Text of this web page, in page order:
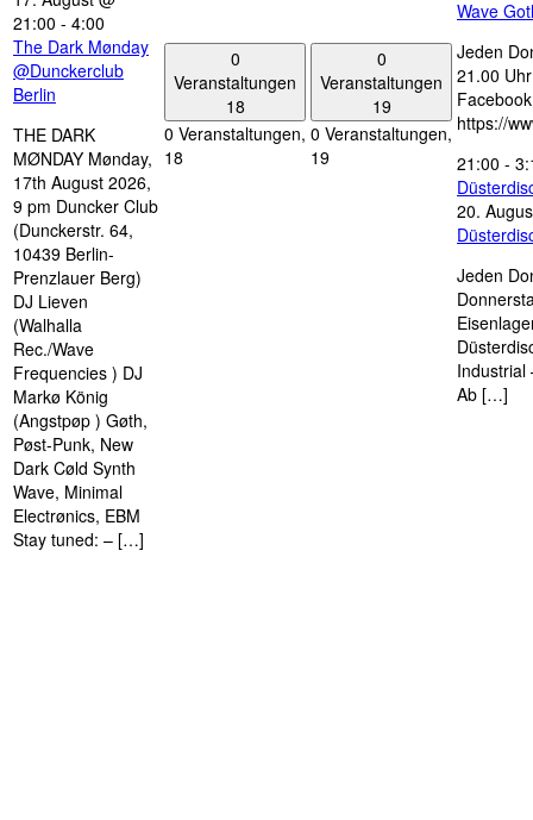
21:00 - 4:00
The Dark Mønday
@Dunckerclub
Berlin
THE DARK
MØNDAY Mønday,
17th August 2026,
9 pm Duncker Club
(Dunckerstr. 64,
10439 Berlin-
Prenzlauer Berg)
DJ Lieven
(Walhalla
Rec./Wave
Frequencies ) DJ
Markø König
(Angstpøp ) Gøth,
Pøst-Punk, New
Dark Cøld Synth
Wave, Minimal
Electrønics, EBM
Stay tuned: – […]
0
Veranstaltungen
18
0 Veranstaltungen,
18
0
Veranstaltungen
19
0 Veranstaltungen,
19
Wave
Jeden
21.00
https://
21:00 -
20.
Jeden
Industrial
Ab […]